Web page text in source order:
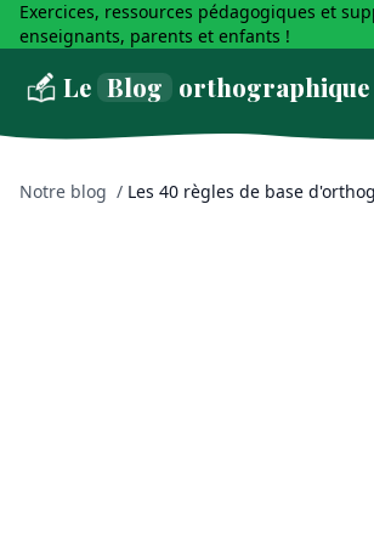
Exercices, ressources pédagogiques et
enseignants, parents et enfants !
Le Blog orthographique
Notre blog / Les 40 règles de base